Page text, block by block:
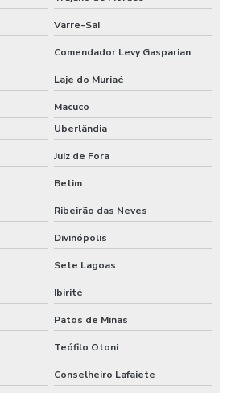
Varre-Sai
Comendador Levy Gasparian
Laje do Muriaé
Macuco
Uberlândia
Juiz de Fora
Betim
Ribeirão das Neves
Divinópolis
Sete Lagoas
Ibirité
Patos de Minas
Teófilo Otoni
Conselheiro Lafaiete